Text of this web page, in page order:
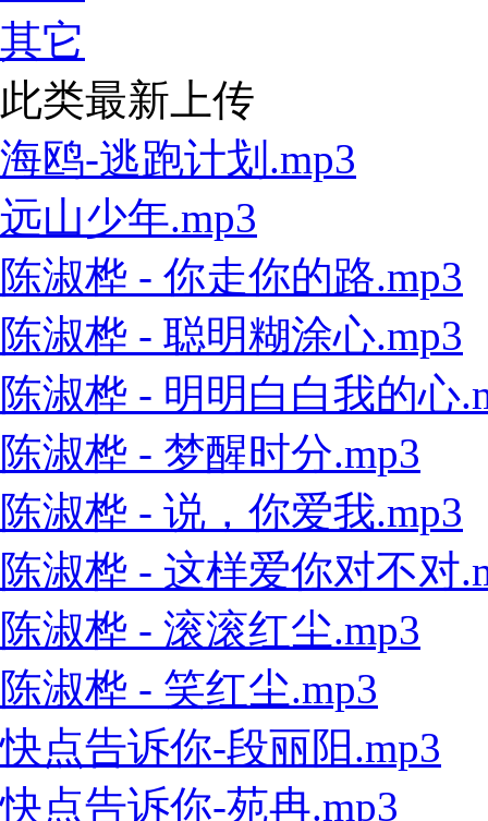
其它
此类最新上传
海鸥-逃跑计划.mp3
远山少年.mp3
陈淑桦 - 你走你的路.mp3
陈淑桦 - 聪明糊涂心.mp3
陈淑桦 - 明明白白我的心
陈淑桦 - 梦醒时分.mp3
陈淑桦 - 说，你爱我.mp3
陈淑桦 - 这样爱你对不对
陈淑桦 - 滚滚红尘.mp3
陈淑桦 - 笑红尘.mp3
快点告诉你-段丽阳.mp3
快点告诉你-苑冉.mp3